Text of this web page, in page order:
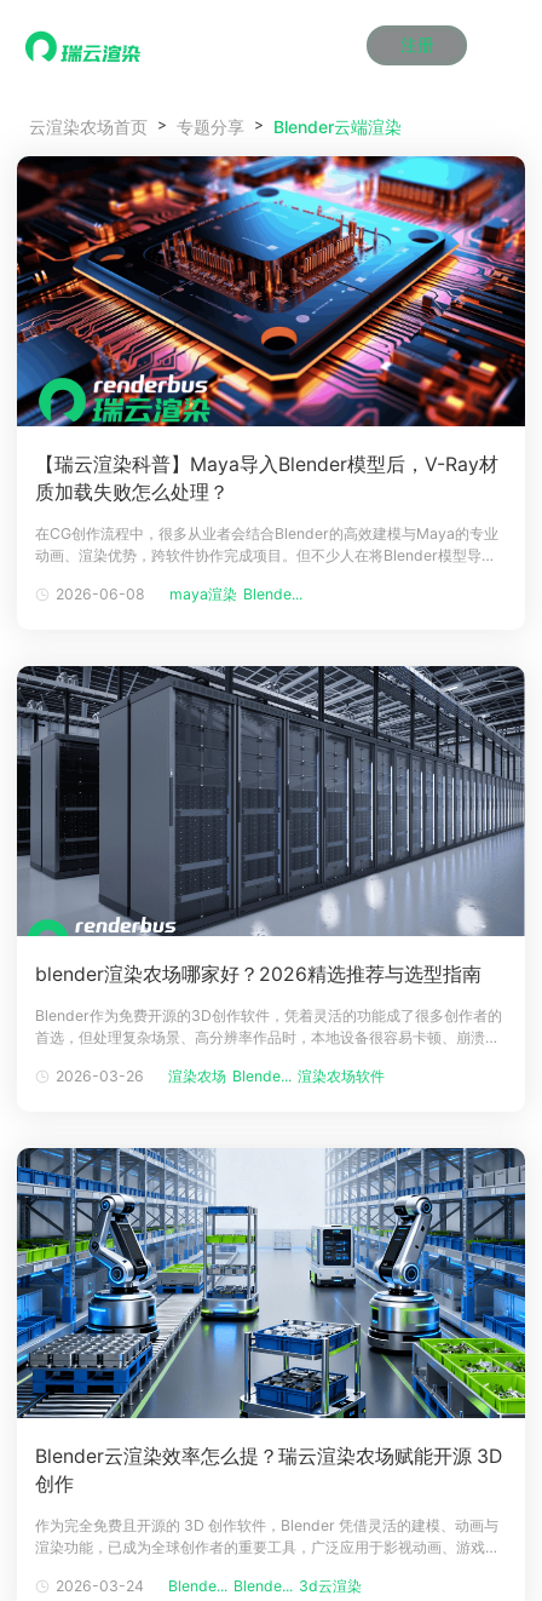
注册
产品服务
效果图渲染
云制作
云渲染管理系统
瑞兔百宝箱
AI视频插帧
效果图渲染
云制作
云渲染管理系统
瑞兔百宝箱
AI视频插帧
效果图渲染
云制作
云渲染管理系统
瑞兔百宝箱
AI视频插帧
效果图渲染
云制作
云渲染管理系统
瑞兔百宝箱
AI视频插帧
效果图渲染
云制作
云渲染管理系统
瑞兔百宝箱
AI视频插帧
效果图渲染
云制作
云渲染管理系统
瑞兔百宝箱
AI视频插帧
解决方案
Maya云渲染方案
3ds Max云渲染方案
Cinema 4D云渲染方案
Blender 云渲染方案
Maya AI渲染方案
Maya云渲染方案
3ds Max云渲染方案
Cinema 4D云渲染方案
Blender 云渲染方案
Maya AI渲染方案
Maya云渲染方案
3ds Max云渲染方案
Cinema 4D云渲染方案
Blender 云渲染方案
Maya AI渲染方案
Maya云渲染方案
3ds Max云渲染方案
Cinema 4D云渲染方案
Blender 云渲染方案
Maya AI渲染方案
Maya云渲染方案
3ds Max云渲染方案
Cinema 4D云渲染方案
Blender 云渲染方案
Maya AI渲染方案
Maya云渲染方案
3ds Max云渲染方案
Cinema 4D云渲染方案
Blender 云渲染方案
Maya AI渲染方案
价格
动画价格
效果图价格
云制作价格
动画价格
效果图价格
云制作价格
动画价格
效果图价格
云制作价格
动画价格
效果图价格
云制作价格
动画价格
效果图价格
云制作价格
动画价格
效果图价格
云制作价格
案例
资讯&赛事
新闻资讯
渲染百科
渲染大赛
泛CG交流会
新闻资讯
渲染百科
渲染大赛
泛CG交流会
新闻资讯
渲染百科
渲染大赛
泛CG交流会
新闻资讯
渲染百科
渲染大赛
泛CG交流会
新闻资讯
渲染百科
渲染大赛
泛CG交流会
新闻资讯
渲染百科
渲染大赛
泛CG交流会
特惠专区
青云平台
教育优惠
青云平台
教育优惠
青云平台
教育优惠
青云平台
教育优惠
青云平台
教育优惠
青云平台
教育优惠
登录
云渲染农场首页 专题分享 Blender云端渲染
【瑞云渲染科普】Maya导入Blender模型后，V-Ray材
质加载失败怎么处理？
在CG创作流程中，很多从业者会结合Blender的高效建模与Maya的专业
动画、渲染优势，跨软件协作完成项目。但不少人在将Blender模型导入
色、贴图丢失或参数错乱，严重影响创作进度。瑞云渲染结合实操经验，
2026-06-08 maya渲染 Blende...
blender渲染农场哪家好？2026精选推荐与选型指南
Blender作为免费开源的3D创作软件，凭着灵活的功能成了很多创作者的
首选，但处理复杂场景、高分辨率作品时，本地设备很容易卡顿、崩溃，
保质量。很多Blender创作者都纠结：blender渲染农场哪家好？今天就跟
2026-03-26 渲染农场 Blende... 渲染农场软件
Blender云渲染效率怎么提？瑞云渲染农场赋能开源 3D
创作
作为完全免费且开源的 3D 创作软件，Blender 凭借灵活的建模、动画与
渲染功能，已成为全球创作者的重要工具，广泛应用于影视动画、游戏开
面临速度慢、崩溃频发等问题。瑞云渲染作为专业的 Blender云渲染农
2026-03-24 Blende... Blende... 3d云渲染